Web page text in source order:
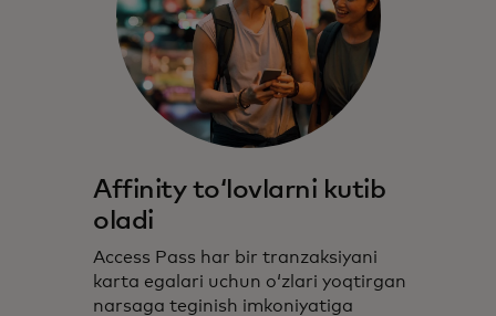
Affinity toʻlovlarni kutib
oladi
Access Pass har bir tranzaksiyani
karta egalari uchun oʻzlari yoqtirgan
narsaga teginish imkoniyatiga